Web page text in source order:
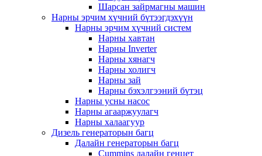
Шарсан зайрмагны машин
Нарны эрчим хүчний бүтээгдэхүүн
Нарны эрчим хүчний систем
Нарны хавтан
Нарны Inverter
Нарны хянагч
Нарны холигч
Нарны зай
Нарны бэхэлгээний бүтэц
Нарны усны насос
Нарны агааржуулагч
Нарны халаагуур
Дизель генераторын багц
Далайн генераторын багц
Cummins далайн генцет